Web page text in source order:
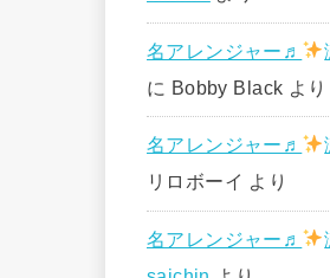
名アレンジャー♬
に Bobby Black より
名アレンジャー♬
リロボーイ より
名アレンジャー♬